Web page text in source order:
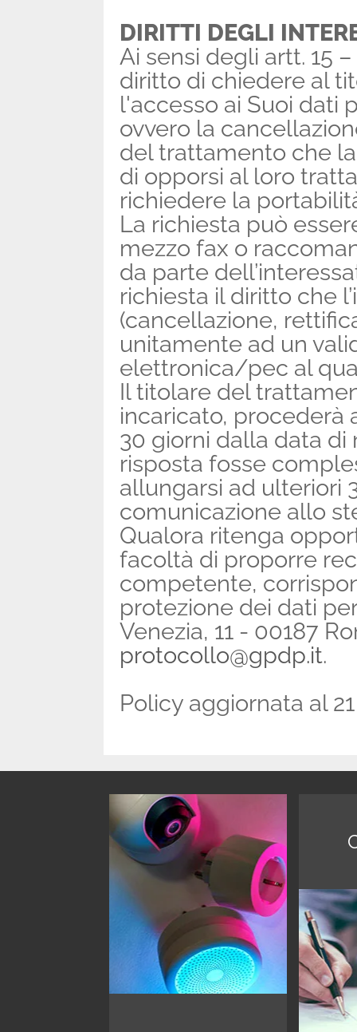
DIRITTI DEGLI
Ai sensi degli artt. 15 –
diritto di chiedere al
l'accesso ai Suoi dati
ovvero la
del trattamento che
di opporsi al loro
richiedere la
La richiesta può
mezzo fax o
da parte
richiesta il diritto che
(cancellazione,
unitamente ad un
elettronica/pec al
Il titolare del
incaricato, procederà
30 giorni dalla data di
risposta fosse
allungarsi ad ulteriori
comunicazione allo
Qualora ritenga
facoltà di proporre
competente,
protezione dei dati
Venezia, 11 - 00187
protocollo@gpdp.it.
Policy aggiornata al